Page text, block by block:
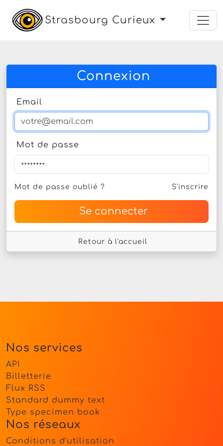
Strasbourg Curieux
Connexion
Email
Mot de passe
Mot de passe oublié ? S'inscrire
Se connecter
Retour à l'accueil
Nos services
API
Billetterie
Flux RSS
Standard dummy text
Type specimen book
Nos réseaux
Conditions d'utilisation